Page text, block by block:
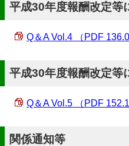
平成30年度報酬改定
Q＆A Vol.4 （PDF 136.0
平成30年度報酬改定
Q＆A Vol.5 （PDF 152.1
関係通知等